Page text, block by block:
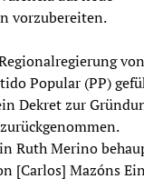
vorzubereiten.
Popular (PP)
Dekret zur
Ruth Merino
[Carlos] Mazóns